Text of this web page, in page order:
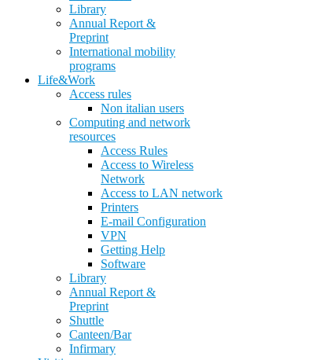
Library
Annual Report &
Preprint
International mobility
programs
Life&Work
Access rules
Non italian users
Computing and network
resources
Access Rules
Access to Wireless
Network
Access to LAN network
Printers
E-mail Configuration
VPN
Getting Help
Software
Library
Annual Report &
Preprint
Shuttle
Canteen/Bar
Infirmary